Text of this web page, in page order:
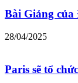
Bài Giảng
28/04/2025
Paris sẽ tổ